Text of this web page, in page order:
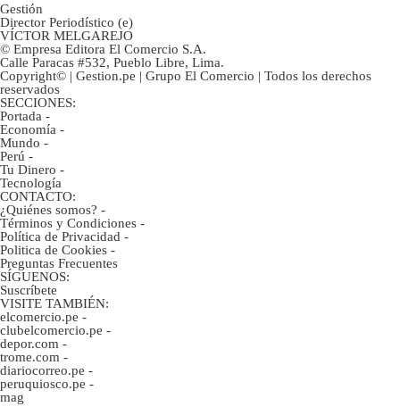
Gestión
Director Periodístico (e)
VÍCTOR MELGAREJO
© Empresa Editora El Comercio S.A.
Calle Paracas #532, Pueblo Libre, Lima.
Copyright© | Gestion.pe | Grupo El Comercio | Todos los derechos
reservados
SECCIONES:
Portada -
Economía -
Mundo -
Perú -
Tu Dinero -
Tecnología
CONTACTO:
¿Quiénes somos? -
Términos y Condiciones -
Política de Privacidad -
Politica de Cookies -
Preguntas Frecuentes
SÍGUENOS:
Suscríbete
VISITE TAMBIÉN:
elcomercio.pe -
clubelcomercio.pe -
depor.com -
trome.com -
diariocorreo.pe -
peruquiosco.pe -
mag